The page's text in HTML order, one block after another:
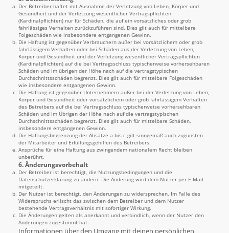
Der Betreiber haftet mit Ausnahme der Verletzung von Leben, Körper und
Gesundheit und der Verletzung wesentlicher Vertragspflichten
(Kardinalpflichten) nur für Schäden, die auf ein vorsätzliches oder grob
fahrlässiges Verhalten zurückzuführen sind. Dies gilt auch für mittelbare
Folgeschäden wie insbesondere entgangenen Gewinn.
Die Haftung ist gegenüber Verbrauchern außer bei vorsätzlichem oder grob
fahrlässigem Verhalten oder bei Schäden aus der Verletzung von Leben,
Körper und Gesundheit und der Verletzung wesentlicher Vertragspflichten
(Kardinalpflichten) auf die bei Vertragsschluss typischerweise vorhersehbaren
Schäden und im übrigen der Höhe nach auf die vertragstypischen
Durchschnittsschäden begrenzt. Dies gilt auch für mittelbare Folgeschäden
wie insbesondere entgangenen Gewinn.
Die Haftung ist gegenüber Unternehmern außer bei der Verletzung von Leben,
Körper und Gesundheit oder vorsätzlichem oder grob fahrlässigem Verhalten
des Betreibers auf die bei Vertragsschluss typischerweise vorhersehbaren
Schäden und im Übrigen der Höhe nach auf die vertragstypischen
Durchschnittsschäden begrenzt. Dies gilt auch für mittelbare Schäden,
insbesondere entgangenen Gewinn.
Die Haftungsbegrenzung der Absätze a bis c gilt sinngemäß auch zugunsten
der Mitarbeiter und Erfüllungsgehilfen des Betreibers.
Ansprüche für eine Haftung aus zwingendem nationalem Recht bleiben
unberührt.
6. Änderungsvorbehalt
Der Betreiber ist berechtigt, die Nutzungsbedingungen und die
Datenschutzerklärung zu ändern. Die Änderung wird dem Nutzer per E-Mail
mitgeteilt.
Der Nutzer ist berechtigt, den Änderungen zu widersprechen. Im Falle des
Widerspruchs erlischt das zwischen dem Betreiber und dem Nutzer
bestehende Vertragsverhältnis mit sofortiger Wirkung.
Die Änderungen gelten als anerkannt und verbindlich, wenn der Nutzer den
Änderungen zugestimmt hat.
Informationen über den Umgang mit deinen persönlichen